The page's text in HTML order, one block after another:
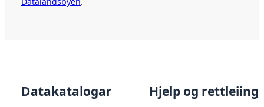
Datakatalogar Hjelp og rettleiing